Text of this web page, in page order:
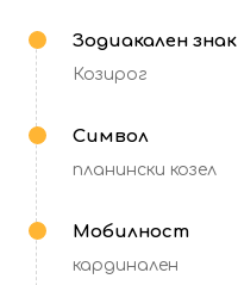
Зодиакален знак
Козирог
Символ
планински козел
Мобилност
кардинален